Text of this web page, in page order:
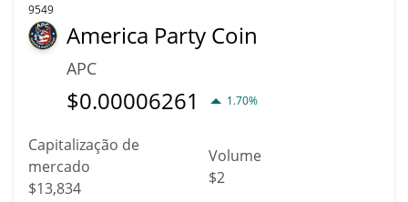
9549
America Party Coin
APC
$0.00006261 1.70%
Capitalização de
mercado
$13,834
Volume
$2